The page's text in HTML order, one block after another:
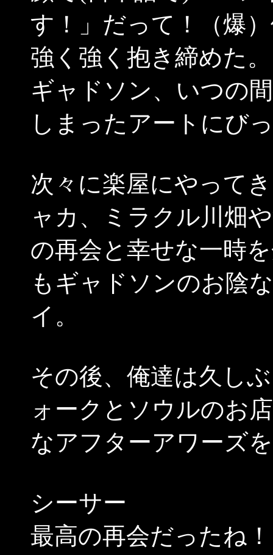
す！」だって！（爆
強く強く抱き締めた
ギャドソン、いつの
しまったアートにび
次々に楽屋にやって
ャカ、ミラクル川畑
の再会と幸せな一時
もギャドソンのお陰
イ。
その後、俺達は久し
ォークとソウルのお
なアフターアワーズ
シーサー
最高の再会だったね！